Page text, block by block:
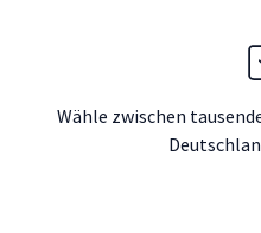
Wähle zwischen